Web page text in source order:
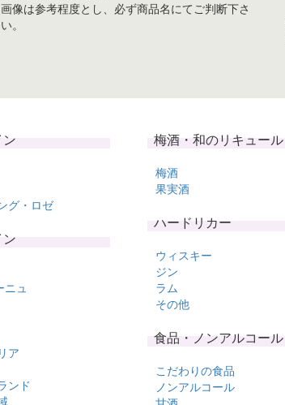
画像は参考程度とし、必ず商品名にてご判断下さ
い。
ン
グ・ロゼ
ニュ
ア
ンド
梅酒・和のリキュール
梅酒
果実酒
ハードリカー
ウィスキー
ジン
ラム
その他
食品・ノンアルコール
こだわりの食品
ノンアルコール